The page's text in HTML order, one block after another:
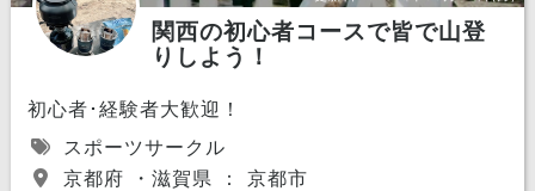
関西の初心者コースで皆で山登
りしよう！
初心者･経験者大歓迎！
スポーツサークル
京都府 ・滋賀県 ： 京都市